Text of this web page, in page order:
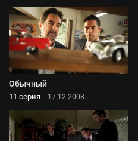
Обычный
11 серия 17.12.2008